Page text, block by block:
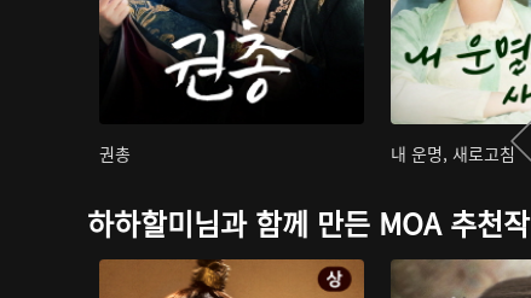
권총 내 운명, 새로고침
하하할미님과 함께 만든 MOA 추천작